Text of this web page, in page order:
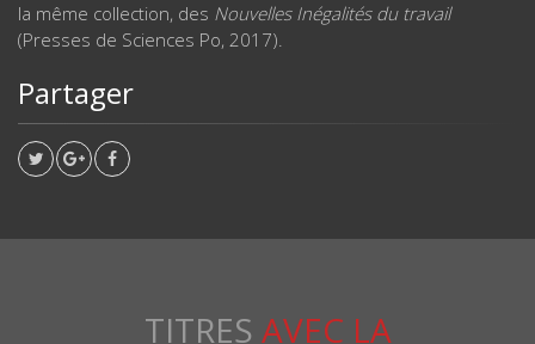
la même collection, des Nouvelles Inégalités du travail
(Presses de Sciences Po, 2017).
Partager
TITRES AVEC LA